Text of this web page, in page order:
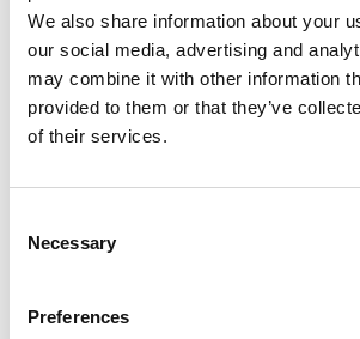
We also share information about your
our social media, advertising and
may combine it with other information
provided to them or that they’ve
of their services.
Selection
Necessary
Preferences